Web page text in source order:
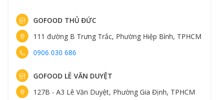
GOFOOD THỦ ĐỨC
111 đường B Trưng Trắc, Phường Hiệp Bình, TPHCM
0906 030 686
GOFOOD LÊ VĂN DUYỆT
127B - A3 Lê Văn Duyệt, Phường Gia Định, TPHCM